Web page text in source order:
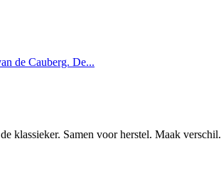
de Cauberg. De...
klassieker. Samen voor herstel. Maak verschil.